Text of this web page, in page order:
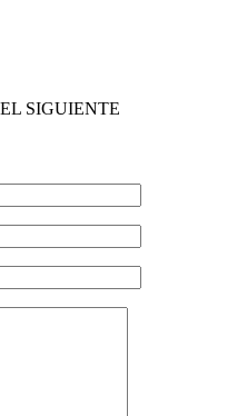
SIGUIENTE